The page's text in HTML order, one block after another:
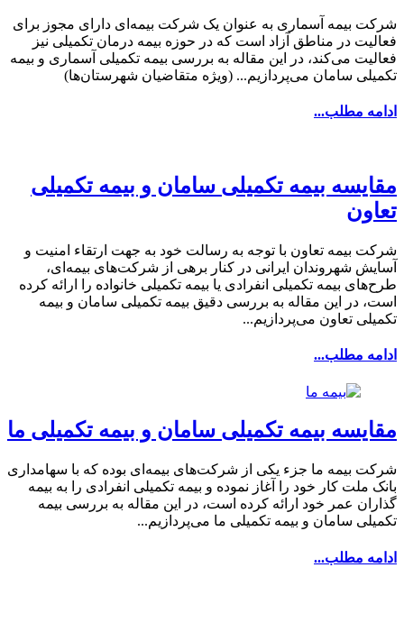
شرکت بیمه آسماری به عنوان یک شرکت بیمه‌ای دارای مجوز برای
فعالیت در مناطق آزاد است که در حوزه بیمه درمان تکمیلی نیز
فعالیت می‌کند، در این مقاله به بررسی بیمه تکمیلی آسماری و بیمه
تکمیلی سامان می‌پردازیم... (ویژه متقاضیان شهرستان‌ها)
ادامه مطلب...
مقایسه بیمه تکمیلی سامان و بیمه تکمیلی
تعاون
شرکت بیمه تعاون با توجه به رسالت خود به جهت ارتقاء امنیت و
آسایش شهروندان ایرانی در کنار برهی از شرکت‌های بیمه‌ای،
طرح‌های بیمه تکمیلی انفرادی یا بیمه تکمیلی خانواده را ارائه کرده
است، در این مقاله به بررسی دقیق بیمه تکمیلی سامان و بیمه
تکمیلی تعاون می‌پردازیم...
ادامه مطلب...
مقایسه بیمه تکمیلی سامان و بیمه تکمیلی ما
شرکت بیمه ما جزء یکی از شرکت‌های بیمه‌ای بوده که با سهامداری
بانک ملت کار خود را آغاز نموده و بیمه تکمیلی انفرادی را به بیمه
گذاران عمر خود ارائه کرده است، در این مقاله به بررسی بیمه
تکمیلی سامان و بیمه تکمیلی ما می‌پردازیم...
ادامه مطلب...